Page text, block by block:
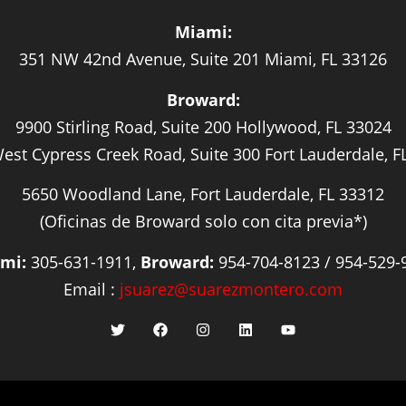
Miami:
351 NW 42nd Avenue, Suite 201 Miami, FL 33126
Broward:
9900 Stirling Road, Suite 200 Hollywood, FL 33024
Cypress Creek Road, Suite 300 Fort Lauderdale,
5650 Woodland Lane, Fort Lauderdale, FL 33312
(Oficinas de Broward solo con cita previa*)
305-631-1911, Broward: 954-704-8123 / 954-529-
Email : jsuarez@suarezmontero.com